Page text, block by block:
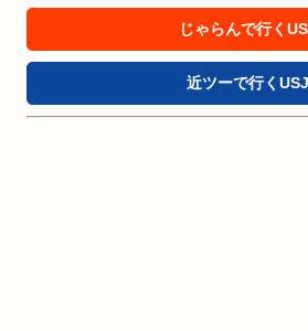
じゃらんで行く
近ツーで行くUSJ